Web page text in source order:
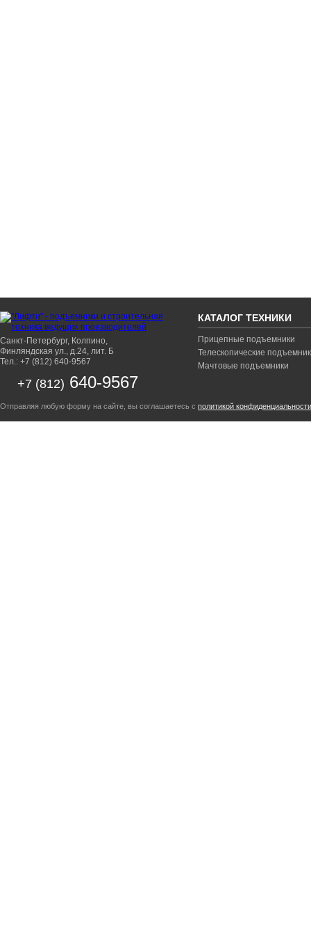
Санкт-Петербург, Колпино,
Финляндская ул., д.24, лит. Б
Тел.: +7 (812) 640-9567
+7 (812) 640-9567
КАТАЛОГ ТЕХНИКИ
Прицепные подъемники
Телескопические
Мачтовые подъемники
Отправляя любую форму на сайте, вы соглашаетесь с политикой конфиденциальности